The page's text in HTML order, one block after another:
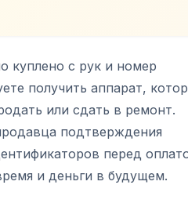
куплено с рук и номер
получить аппарат,
или сдать в ремонт.
подтверждения
перед
и деньги в будущем.